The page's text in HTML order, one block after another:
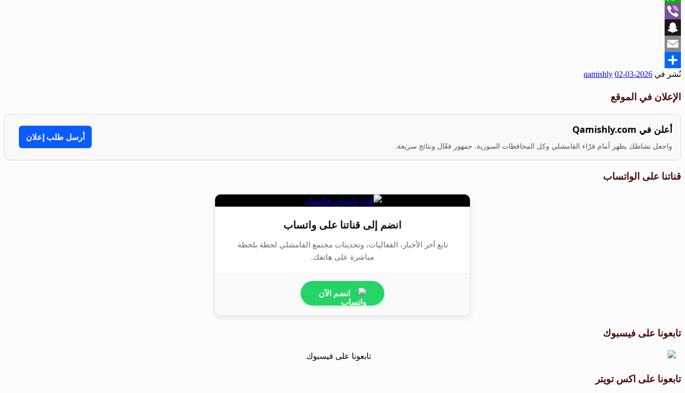
WhatsApp
Viber
Snapchat
Email
Share
نُشر في 2026-03-02
qamishly
الإعلان في الموقع
أعلن في Qamishly.com
واجعل نشاطك يظهر أمام قرّاء القامشلي وكل المحافظات السورية. جمهور فعّال ونتائج سريعة.
أرسل طلب إعلان
قناتنا على الواتساب
انضم إلى قناتنا على واتساب
تابع آخر الأخبار، الفعاليات، وتحديثات مجتمع القامشلي لحظة بلحظة
مباشرة على هاتفك.
انضم الآن
تابعونا على فيسبوك
تابعونا على اكس تويتر